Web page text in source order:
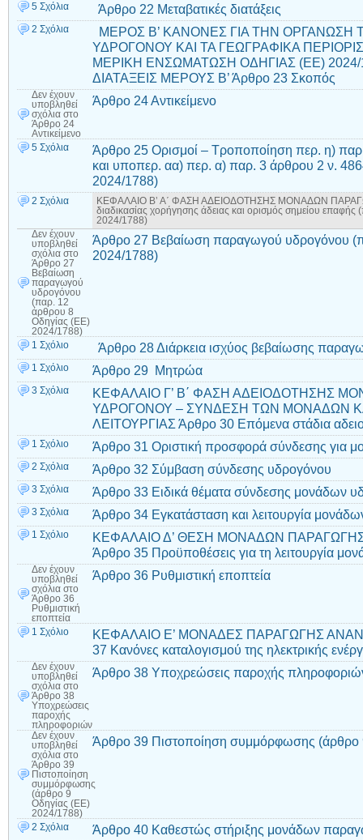
5 Σχόλια Άρθρο 22 Μεταβατικές διατάξεις
2 Σχόλια
ΜΕΡΟΣ Β’ ΚΑΝΟΝΕΣ ΓΙΑ ΤΗΝ ΟΡΓΑΝΩΣΗ
ΥΔΡΟΓΟΝΟΥ ΚΑΙ ΤΑ ΓΕΩΓΡΑΦΙΚΑ
ΜΕΡΙΚΗ ΕΝΣΩΜΑΤΩΣΗ ΟΔΗΓΙΑΣ (ΕΕ)
ΔΙΑΤΑΞΕΙΣ ΜΕΡΟΥΣ Β’ Άρθρο 23 Σκοπός
Δεν έχουν
υποβληθεί
σχόλια στο
Άρθρο 24
Αντικείμενο
Άρθρο 24 Αντικείμενο
5 Σχόλια
Άρθρο 25 Ορισμοί – Τροποποίηση περ. η)
και υποπερ. αα) περ. α) παρ. 3 άρθρου 2 ν.
2024/1788)
2 Σχόλια
ΚΕΦΑΛΑΙΟ Β’ Α΄ ΦΑΣΗ ΑΔΕΙΟΔΟΤΗΣΗΣ ΜΟΝΑΔΩΝ
διαδικασίας χορήγησης άδειας και ορισμός σημείου
2024/1788)
Δεν έχουν
υποβληθεί
σχόλια στο
Άρθρο 27
Βεβαίωση
παραγωγού
υδρογόνου
(παρ. 12
άρθρου 8
Οδηγίας (ΕΕ)
2024/1788)
Άρθρο 27 Βεβαίωση παραγωγού υδρογόνου
2024/1788)
1 Σχόλιο Άρθρο 28 Διάρκεια ισχύος βεβαίωσης
1 Σχόλιο Άρθρο 29 Μητρώα
3 Σχόλια
ΚΕΦΑΛΑΙΟ Γ’ Β΄ ΦΑΣΗ ΑΔΕΙΟΔΟΤΗΣΗΣ
ΥΔΡΟΓΟΝΟΥ – ΣΥΝΔΕΣΗ ΤΩΝ ΜΟΝΑΔΩΝ
ΛΕΙΤΟΥΡΓΙΑΣ Άρθρο 30 Επόμενα στάδια
1 Σχόλιο Άρθρο 31 Οριστική προσφορά σύνδεσης για
2 Σχόλια Άρθρο 32 Σύμβαση σύνδεσης υδρογόνου
3 Σχόλια Άρθρο 33 Ειδικά θέματα σύνδεσης μονάδων
3 Σχόλια Άρθρο 34 Εγκατάσταση και λειτουργία
1 Σχόλιο
ΚΕΦΑΛΑΙΟ Δ’ ΘΕΣΗ ΜΟΝΑΔΩΝ
Άρθρο 35 Προϋποθέσεις για τη λειτουργία
Δεν έχουν
υποβληθεί
σχόλια στο
Άρθρο 36
Ρυθμιστική
εποπτεία
Άρθρο 36 Ρυθμιστική εποπτεία
1 Σχόλιο
ΚΕΦΑΛΑΙΟ Ε’ ΜΟΝΑΔΕΣ ΠΑΡΑΓΩΓΗΣ
37 Κανόνες καταλογισμού της ηλεκτρικής
Δεν έχουν
υποβληθεί
σχόλια στο
Άρθρο 38
Υποχρεώσεις
παροχής
πληροφοριών
Άρθρο 38 Υποχρεώσεις παροχής
Δεν έχουν
υποβληθεί
σχόλια στο
Άρθρο 39
Πιστοποίηση
συμμόρφωσης
(άρθρο 9
Οδηγίας (ΕΕ)
2024/1788)
Άρθρο 39 Πιστοποίηση συμμόρφωσης
2 Σχόλια Άρθρο 40 Καθεστώς στήριξης μονάδων